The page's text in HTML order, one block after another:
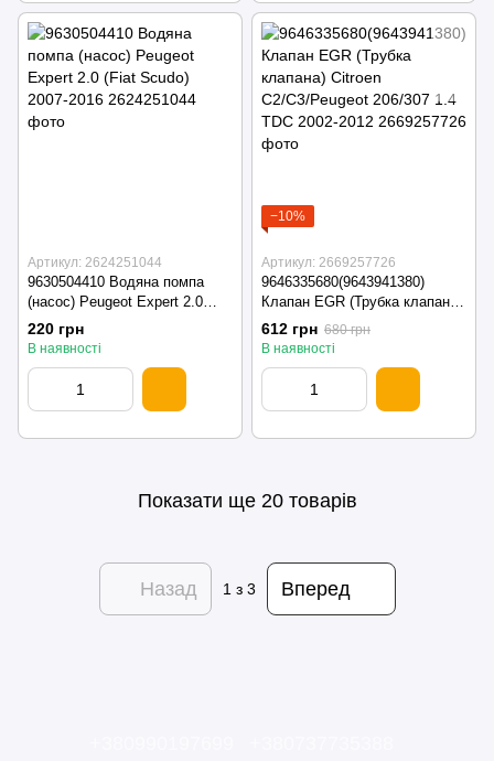
Артикул: 2624251044
9630504410 Водяна помпа
(насос) Peugeot Expert 2.0
(Fiat Scudo) 2007-2016
220 грн
В наявності
−10%
Артикул: 2669257726
9646335680(9643941380)
Клапан EGR (Трубка клапана)
Citroen C2/C3/Peugeot 206/307
1.4 TDC 2002-2012
612 грн 680 грн
В наявності
Показати ще 20 товарів
Назад 1з 3 Вперед